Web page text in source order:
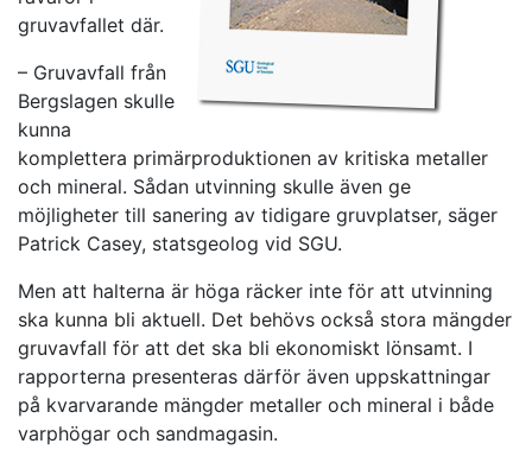
gruvavfallet där.
– Gruvavfall från
Bergslagen skulle
kunna
komplettera primärproduktionen av kritiska metaller
och mineral. Sådan utvinning skulle även ge
möjligheter till sanering av tidigare gruvplatser, säger
Patrick Casey, statsgeolog vid SGU.
Men att halterna är höga räcker inte för att utvinning
ska kunna bli aktuell. Det behövs också stora mängder
gruvavfall för att det ska bli ekonomiskt lönsamt. I
rapporterna presenteras därför även uppskattningar
på kvarvarande mängder metaller och mineral i både
varphögar och sandmagasin.